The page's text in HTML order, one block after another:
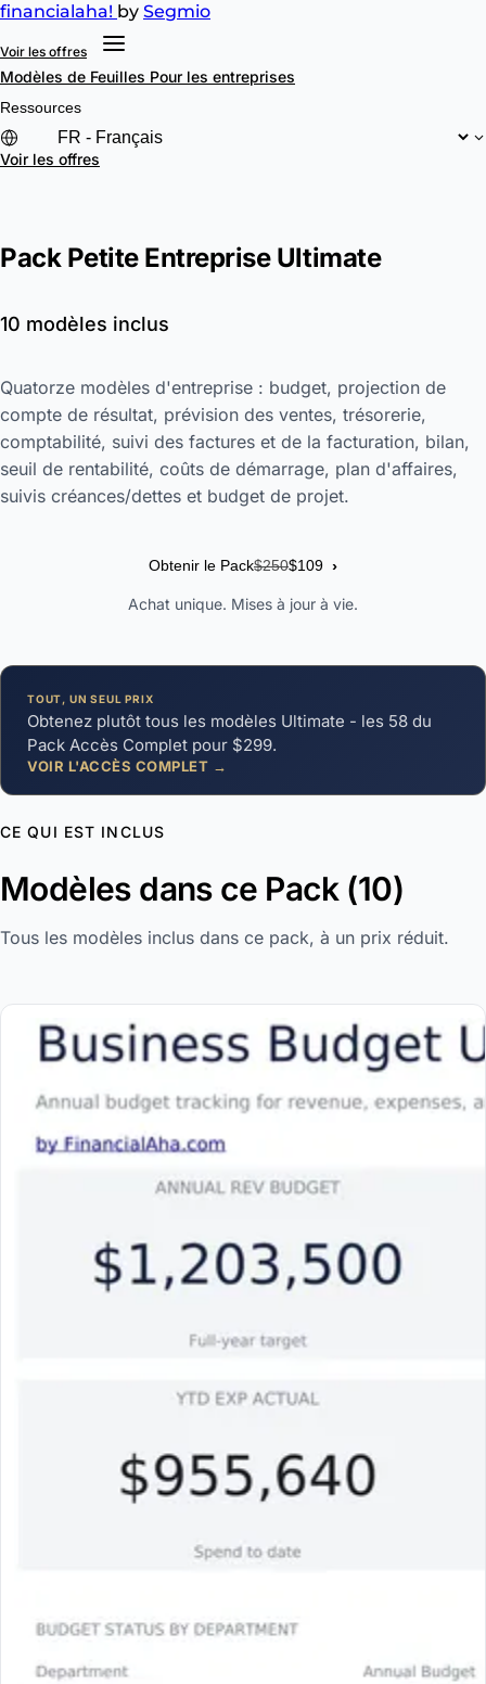
financialaha! by Segmio
Voir les offres
Modèles de Feuilles Pour les entreprises
Ressources
Voir les offres
Pack Petite Entreprise Ultimate
10 modèles inclus
Quatorze modèles d'entreprise : budget, projection de
compte de résultat, prévision des ventes, trésorerie,
comptabilité, suivi des factures et de la facturation, bilan,
seuil de rentabilité, coûts de démarrage, plan d'affaires,
suivis créances/dettes et budget de projet.
Obtenir le Pack$250$109 ›
Achat unique. Mises à jour à vie.
TOUT, UN SEUL PRIX
Obtenez plutôt tous les modèles Ultimate - les 58 du
Pack Accès Complet pour $299.
VOIR L'ACCÈS COMPLET →
CE QUI EST INCLUS
Modèles dans ce Pack (10)
Tous les modèles inclus dans ce pack, à un prix réduit.